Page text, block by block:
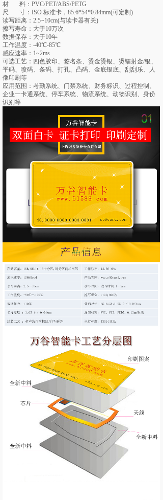
材 料：PVC/PET/ABS/PETG
尺 寸：ISO 标准卡，85.6*54*0.84mm(可定制)
读写距离：2.5~10cm(与读卡器有关)
擦写寿命：大于10万次
数据保存：大于10年
工作温度：-40℃-85℃
感应速率：1~2ms
可选工艺：四色胶印、签名条、烫金烫银、烫镭射金/银、
平码、喷码、条码、打孔、凸码、金底银底、刮刮乐、人
像印刷等
应用范围：考勤系统、门禁系统、财务标识、过程控制、
企业一卡通系统、停车系统、物流系统、动物识别、身份
识别等